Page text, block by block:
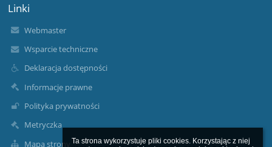
Ta strona wykorzystuje pliki cookies. Korzystając z niej
Linki
Webmaster
Wsparcie techniczne
Deklaracja dostępności
Informacje prawne
Polityka prywatności
Metryczka
Mapa strony